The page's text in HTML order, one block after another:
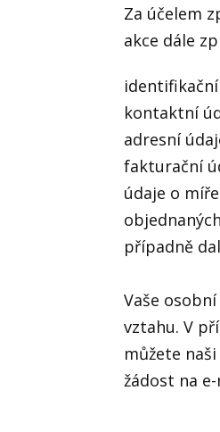
Za účelem
akce dále
identifikační
kontaktní
adresní
fakturační
údaje o
případně
Vaše
vztahu. V
můžete
žádost na